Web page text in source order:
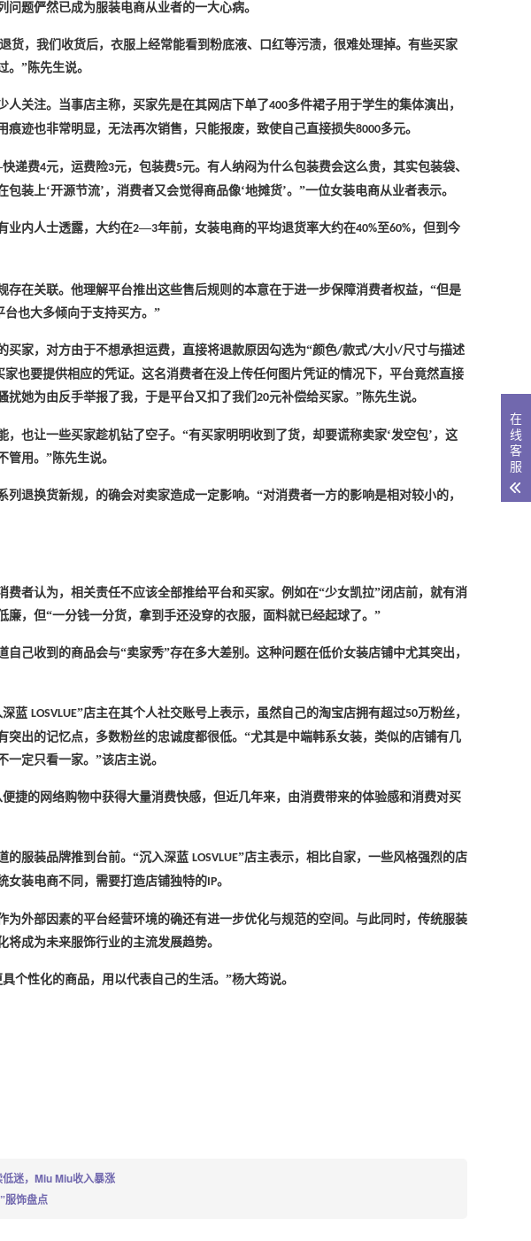
问题俨然已成为服装电商从业者的一大心病。
货，我们收货后，衣服上经常能看到粉底液、口红等污渍，很难处理掉。有些买家
”陈先生说。
人关注。当事店主称，买家先是在其网店下单了400多件裙子用于学生的集体演出，
迹也非常明显，无法再次销售，只能报废，致使自己直接损失8000多元。
递费4元，运费险3元，包装费5元。有人纳闷为什么包装费会这么贵，其实包装袋、
装上‘开源节流’，消费者又会觉得商品像‘地摊货’。”一位女装电商从业者表示。
业内人士透露，大约在2—3年前，女装电商的平均退货率大约在40%至60%，但到今
存在关联。他理解平台推出这些售后规则的本意在于进一步保障消费者权益，“但是
台也大多倾向于支持买方。”
买家，对方由于不想承担运费，直接将退款原因勾选为“颜色/款式/大小/尺寸与描述
也要提供相应的凭证。这名消费者在没上传任何图片凭证的情况下，平台竟然直接
她为由反手举报了我，于是平台又扣了我们 20元补偿给买家。”陈先生说。
，也让一些买家趁机钻了空子。“有买家明明收到了货，却要谎称卖家‘发空包’，这
用。”陈先生说。
退换货新规，的确会对卖家造成一定影响。 “对消费者一方的影响是相对较小的，
者认为，相关责任不应该全部推给平台和买家。例如在“少女凯拉”闭店前，就有消
，但“一分钱一分货，拿到手还没穿的衣服，面料就已经起球了。”
自己收到的商品会与“卖家秀”存在多大差别。这种问题在低价女装店铺中尤其突出，
深蓝 LOSVLUE”店主在其个人社交账号上表示，虽然自己的淘宝店拥有超过50万粉丝，
出的记忆点，多数粉丝的忠诚度都很低。“尤其是中端韩系女装，类似的店铺有几
定只看一家。”该店主说。
捷的网络购物中获得大量消费快感，但近几年来，由消费带来的体验感和消费对买
的服装品牌推到台前。“沉入深蓝 LOSVLUE”店主表示，相比自家，一些风格强烈的店
女装电商不同，需要打造店铺独特的IP。
为外部因素的平台经营环境的确还有进一步优化与规范的空间。与此同时，传统服装
成为未来服饰行业的主流发展趋势。
个性化的商品，用以代表自己的生活。”杨大筠说。
迷，Miu Miu收入暴涨
服饰盘点
在
线
客
服